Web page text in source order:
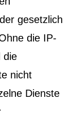
gesetzlich
die IP-
die
nicht
Dienste